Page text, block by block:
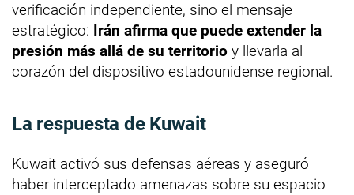
verificación independiente, sino el mensaje
estratégico: Irán afirma que puede extender la
presión más allá de su territorio y llevarla al
corazón del dispositivo estadounidense regional.
La respuesta de Kuwait
Kuwait activó sus defensas aéreas y aseguró
haber interceptado amenazas sobre su espacio